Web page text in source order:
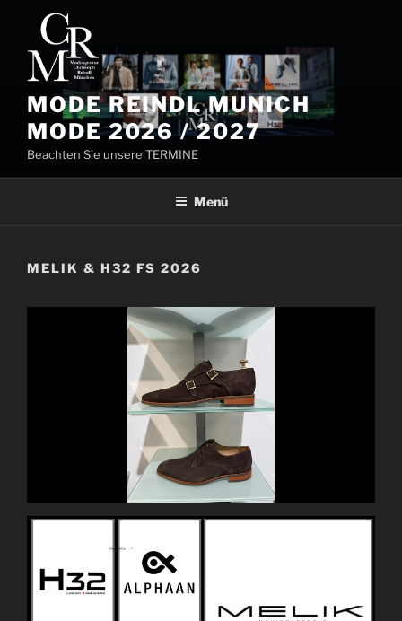
springen
MODE REINDL MUNICH
MODE 2026 / 2027
Beachten Sie unsere TERMINE
Menü
MELIK & H32 FS 2026